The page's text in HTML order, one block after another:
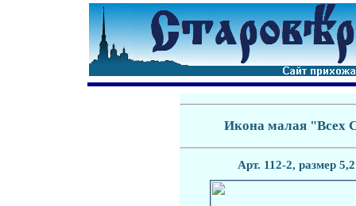
Икона малая "Всех
Арт. 112-2, размер